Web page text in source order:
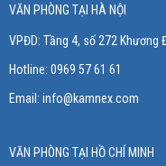
VĂN PHÒNG TẠI HÀ NỘI
VPĐD: Tầng 4, số 272 Khương
Hotline: 0969 57 61 61
Email: info@kamnex.com
VĂN PHÒNG TẠI HỒ CHÍ MINH